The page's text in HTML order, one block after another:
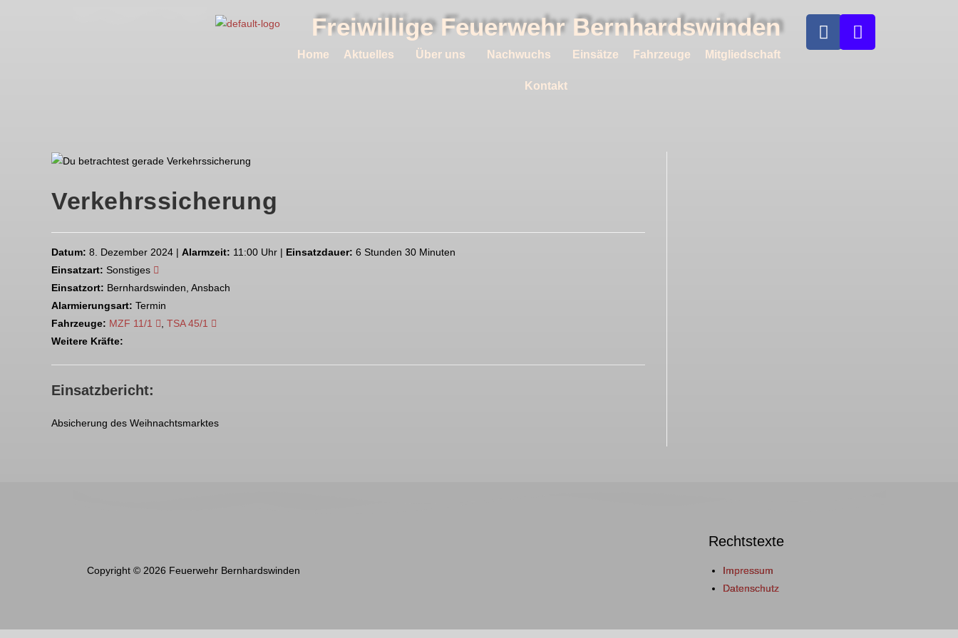
Freiwillige Feuerwehr Bernhardswinden
Home Aktuelles Über uns Nachwuchs Einsätze Fahrzeuge Mitgliedschaft
Kontakt
Verkehrssicherung
Datum: 8. Dezember 2024 | Alarmzeit: 11:00 Uhr | Einsatzdauer: 6 Stunden 30 Minuten
Einsatzart: Sonstiges
Einsatzort: Bernhardswinden, Ansbach
Alarmierungsart: Termin
Fahrzeuge: MZF 11/1
TSA 45/1
Weitere Kräfte:
Einsatzbericht:
Absicherung des Weihnachtsmarktes
Copyright © 2026 Feuerwehr Bernhardswinden
Rechtstexte
Impressum
Datenschutz